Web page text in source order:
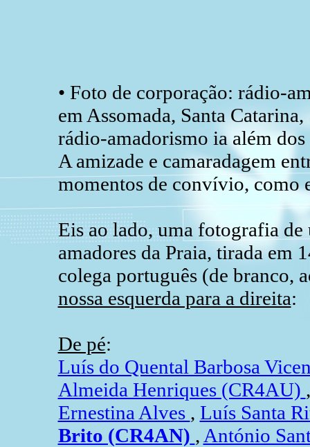
• Foto de corporação: rádio-
em Assomada, Santa
rádio-amadorismo ia além
A amizade e camaradagem
momentos de convívio, como
Eis ao lado, uma fotografia
amadores da Praia, tirada em
colega português (de branco,
nossa esquerda para a direita:
De pé:
Luís do Quental Barbosa
Almeida Henriques (CR4AU)
Ernestina Alves , Luís Santa
Brito (CR4AN) , António